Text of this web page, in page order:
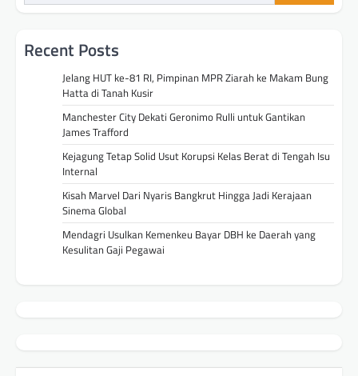
Recent Posts
Jelang HUT ke-81 RI, Pimpinan MPR Ziarah ke Makam Bung
Hatta di Tanah Kusir
Manchester City Dekati Geronimo Rulli untuk Gantikan
James Trafford
Kejagung Tetap Solid Usut Korupsi Kelas Berat di Tengah Isu
Internal
Kisah Marvel Dari Nyaris Bangkrut Hingga Jadi Kerajaan
Sinema Global
Mendagri Usulkan Kemenkeu Bayar DBH ke Daerah yang
Kesulitan Gaji Pegawai